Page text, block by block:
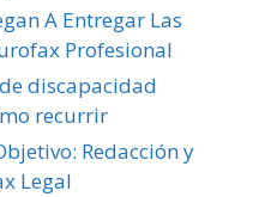
A Entregar Las
Profesional
discapacidad
recurrir
Redacción y
Legal